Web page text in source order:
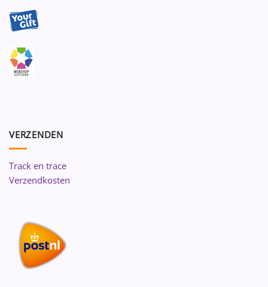
VERZENDEN
Track en trace
Verzendkosten